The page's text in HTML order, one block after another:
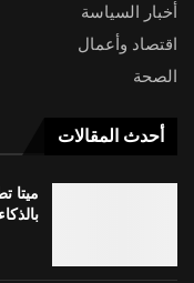
أخبار السياسة
اقتصاد وأعمال
الصحة
أحدث المقالات